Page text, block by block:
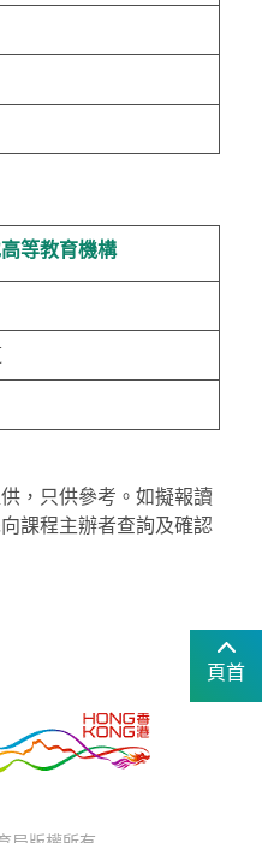
等教育機構
，只供參考。如擬報讀
課程主辦者查詢及確認
頁首